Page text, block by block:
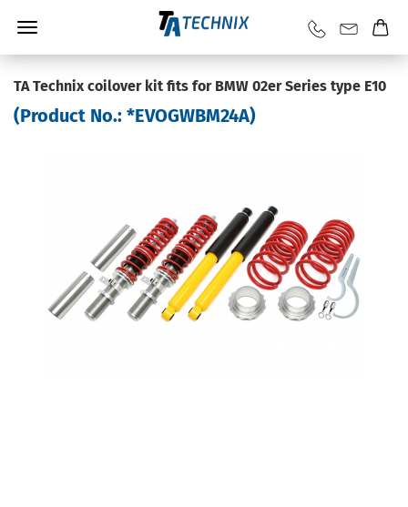
TA Technix coilover kit fits for BMW 02er Series type E10
(Product No.: *EVOGWBM24A)